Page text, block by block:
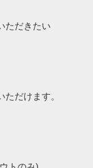
ただきたい
だけます。